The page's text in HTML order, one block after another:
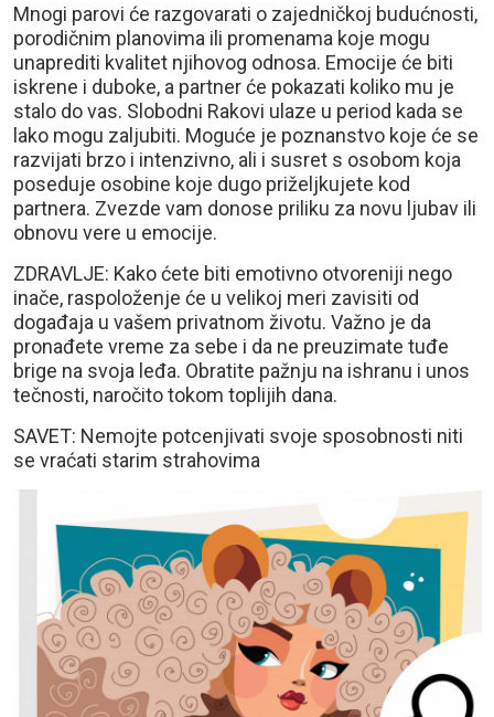
Mnogi parovi će razgovarati o zajedničkoj budućnosti,
porodičnim planovima ili promenama koje mogu
unaprediti kvalitet njihovog odnosa. Emocije će biti
iskrene i duboke, a partner će pokazati koliko mu je
stalo do vas. Slobodni Rakovi ulaze u period kada se
lako mogu zaljubiti. Moguće je poznanstvo koje će se
razvijati brzo i intenzivno, ali i susret s osobom koja
poseduje osobine koje dugo priželjkujete kod
partnera. Zvezde vam donose priliku za novu ljubav ili
obnovu vere u emocije.
ZDRAVLJE: Kako ćete biti emotivno otvoreniji nego
inače, raspoloženje će u velikoj meri zavisiti od
događaja u vašem privatnom životu. Važno je da
pronađete vreme za sebe i da ne preuzimate tuđe
brige na svoja leđa. Obratite pažnju na ishranu i unos
tečnosti, naročito tokom toplijih dana.
SAVET: Nemojte potcenjivati svoje sposobnosti niti
se vraćati starim strahovima